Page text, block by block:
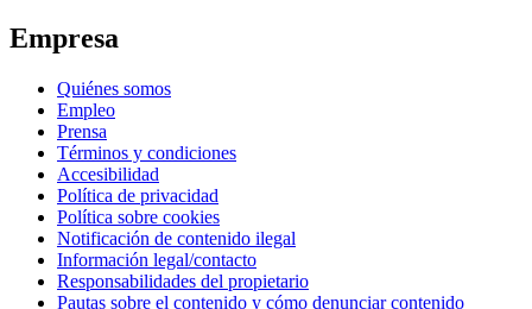
Empresa
Quiénes somos
Empleo
Prensa
Términos y condiciones
Accesibilidad
Política de privacidad
Política sobre cookies
Notificación de contenido ilegal
Información legal/contacto
Responsabilidades del propietario
Pautas sobre el contenido y cómo denunciar contenido